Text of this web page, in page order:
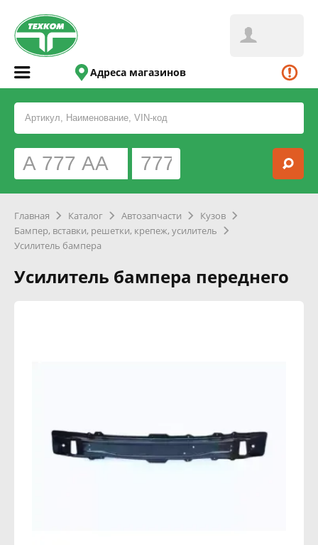
Адреса магазинов
Главная Каталог Автозапчасти
Кузов
Бампер, вставки, решетки, крепеж, усилитель
Усилитель бампера
Усилитель бампера переднего